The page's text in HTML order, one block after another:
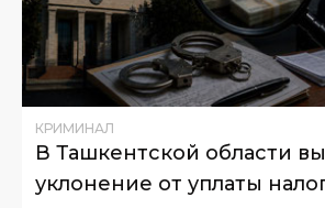
КРИМИНАЛ
В Ташкентской области
уклонение от уплаты